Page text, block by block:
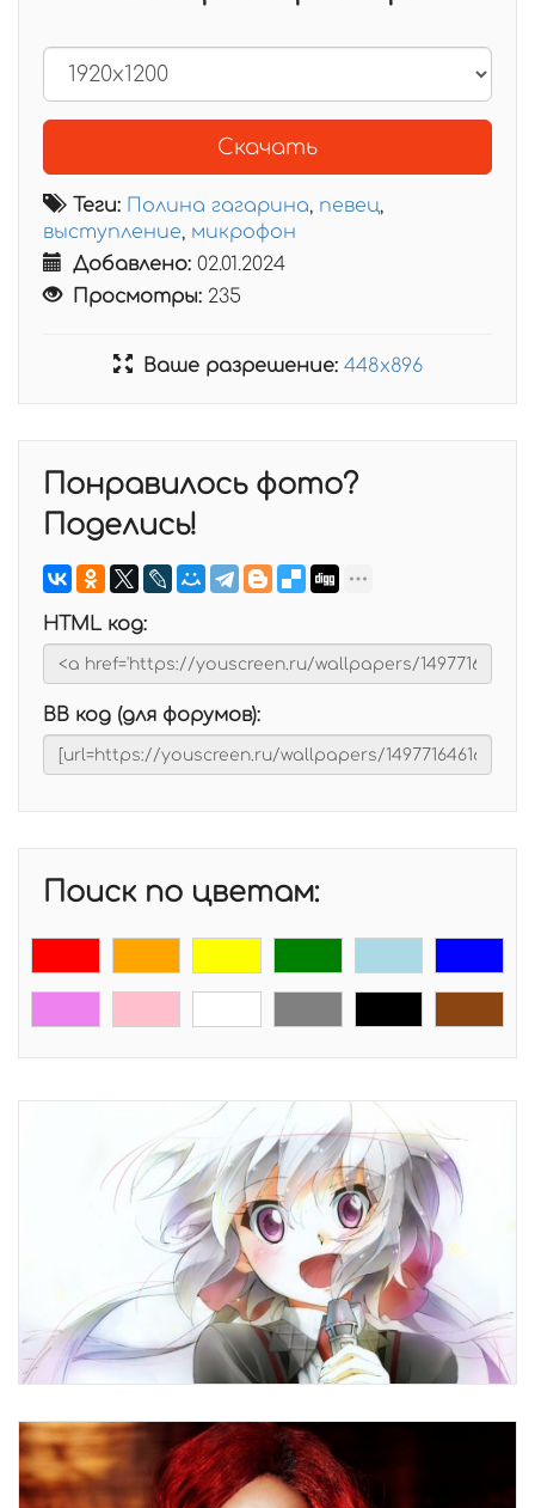
Скачать
Теги: Полина гагарина, певец,
выступление, микрофон
Добавлено: 02.01.2024
Просмотры: 235
Ваше разрешение: 448x896
Понравилось фото?
Поделись!
HTML код:
BB код (для форумов):
Поиск по цветам: